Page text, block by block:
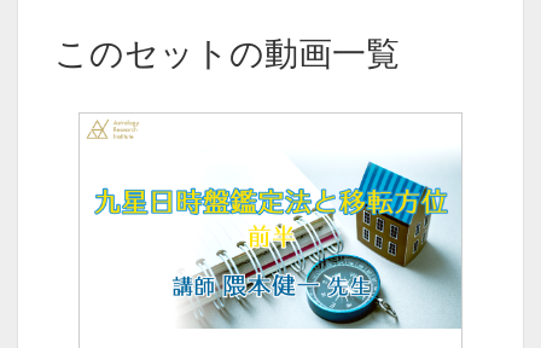
このセットの動画一覧